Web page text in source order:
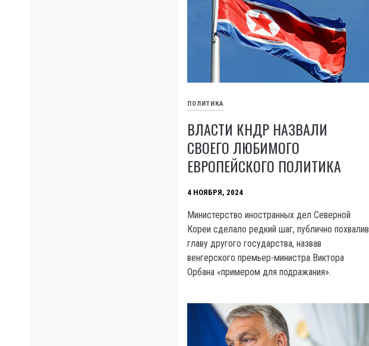
ПОЛИТИКА
ВЛАСТИ КНДР НАЗВАЛИ
СВОЕГО ЛЮБИМОГО
ЕВРОПЕЙСКОГО ПОЛИТИКА
4 НОЯБРЯ, 2024
Министерство иностранных дел Северной
Кореи сделало редкий шаг, публично похвалив
главу другого государства, назвав
венгерского премьер-министра Виктора
Орбана «примером для подражания».